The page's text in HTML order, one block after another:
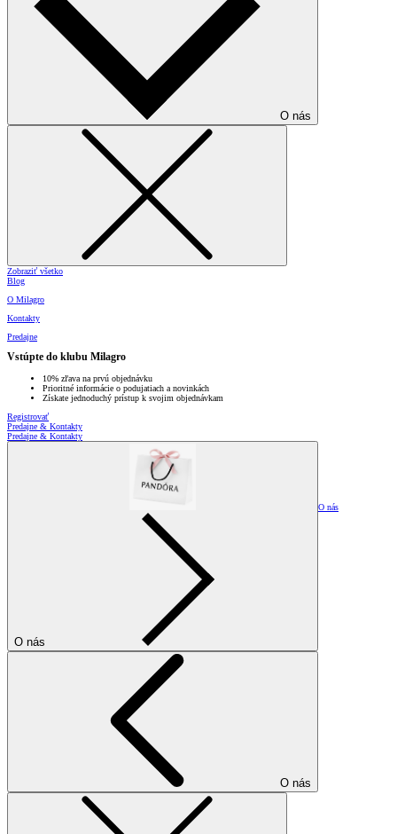
O nás
Zobraziť všetko
Blog
O Milagro
Kontakty
Predajne
Vstúpte do klubu Milagro
10% zľava na prvú objednávku
Prioritné informácie o podujatiach a novinkách
Získate jednoduchý prístup k svojim objednávkam
Registrovať
Predajne & Kontakty
Predajne & Kontakty
O nás
O nás
O nás